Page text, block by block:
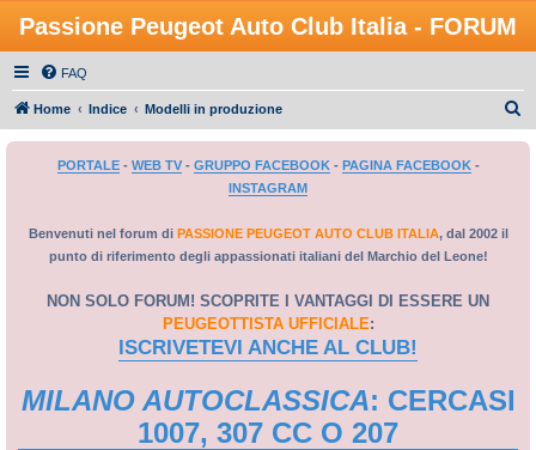
Passione Peugeot Auto Club Italia - FORUM
FAQ
Home Indice Modelli in produzione
PORTALE- WEB TV- GRUPPO FACEBOOK- PAGINA FACEBOOK-
INSTAGRAM
Benvenuti nel forum di PASSIONE PEUGEOT AUTO CLUB ITALIA, dal 2002 il
punto di riferimento degli appassionati italiani del Marchio del Leone!
NON SOLO FORUM! SCOPRITE I VANTAGGI DI ESSERE UN
PEUGEOTTISTA UFFICIALE:
ISCRIVETEVI ANCHE AL CLUB!
MILANO AUTOCLASSICA: CERCASI
1007, 307 CC O 207